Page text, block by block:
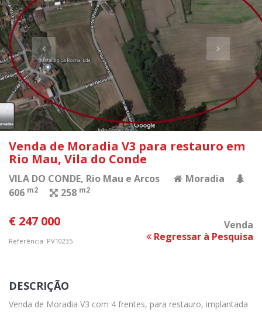
Venda de Moradia V3 para restauro em
Rio Mau, Vila do Conde
VILA DO CONDE, Rio Mau e Arcos
Moradia
606 m2 258 m2
€ 247 000 Venda
Referência: PV10235 Regressar à Pesquisa
DESCRIÇÃO
Venda de Moradia V3 com 4 frentes, para restauro, implantada